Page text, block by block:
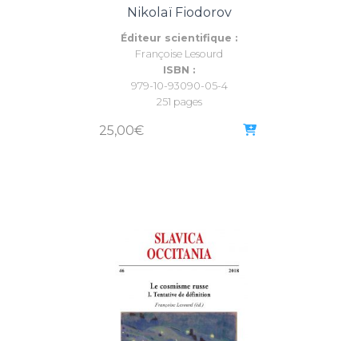
Nikolaï Fiodorov
Éditeur scientifique :
Françoise Lesourd
ISBN :
979-10-93090-05-4
251 pages
25,00€